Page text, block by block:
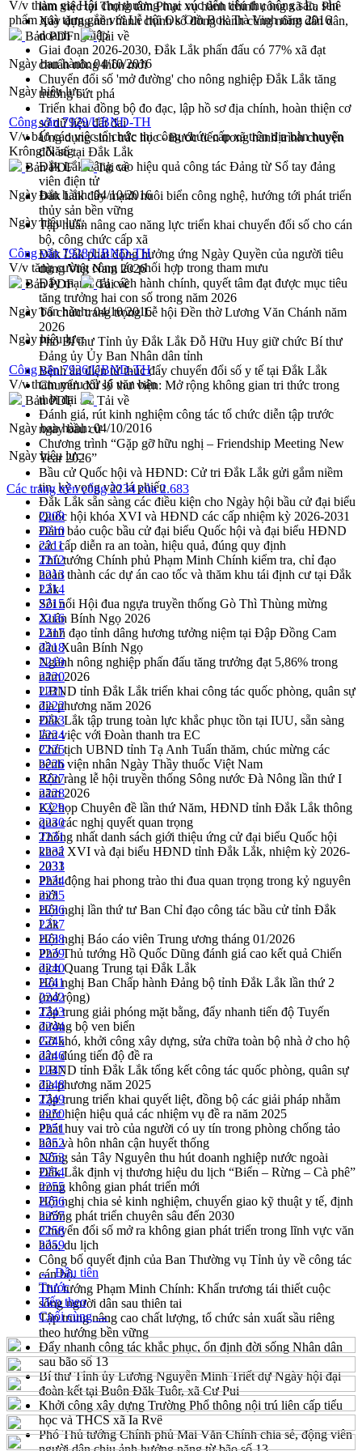
làm việc tại Trung tâm Phục vụ hành chính công xã Ea Phê
Xây dựng nền hành chính số đồng hành cùng nông dân dân,
doanh nghiệp
Giai đoạn 2026-2030, Đắk Lắk phấn đấu có 77% xã đạt
chuẩn nông thôn mới
Chuyển đổi số 'mở đường' cho nông nghiệp Đắk Lắk tăng
trưởng bứt phá
Triển khai đồng bộ đo đạc, lập hồ sơ địa chính, hoàn thiện cơ
sở dữ liệu đất đai
Ứng dụng sinh trắc học - Bước tiến trong hành trình chuyển
đổi số tại Đắk Lắk
Đắk Lắk nâng cao hiệu quả công tác Đảng từ Sổ tay đảng
viên điện tử
Đắk Lắk đẩy mạnh nuôi biển công nghệ, hướng tới phát triển
thủy sản bền vững
Tập huấn nâng cao năng lực triển khai chuyển đổi số cho cán
bộ, công chức cấp xã
Đắk Lắk phát động hưởng ứng Ngày Quyền của người tiêu
dùng Việt Nam 2026
Đẩy mạnh cải cách hành chính, quyết tâm đạt được mục tiêu
tăng trưởng hai con số trong năm 2026
Tổ chức trang trọng Lễ hội Đền thờ Lương Văn Chánh năm
2026
Phó Bí thư Tỉnh ủy Đắk Lắk Đỗ Hữu Huy giữ chức Bí thư
Đảng ủy Ủy Ban Nhân dân tỉnh
Bệnh án điện tử thúc đẩy chuyển đổi số y tế tại Đắk Lắk
Chuyển đổi số thư viện: Mở rộng không gian tri thức trong
thời đại số
Đánh giá, rút kinh nghiệm công tác tổ chức diễn tập trước
ngày bầu cử
Chương trình “Gặp gỡ hữu nghị – Friendship Meeting New
Year 2026”
Bầu cử Quốc hội và HĐND: Cử tri Đắk Lắk gửi gắm niềm
tin, kỳ vọng vào lá phiếu
Đắk Lắk sẵn sàng các điều kiện cho Ngày hội bầu cử đại biểu
Quốc hội khóa XVI và HĐND các cấp nhiệm kỳ 2026-2031
Đảm bảo cuộc bầu cử đại biểu Quốc hội và đại biểu HĐND
các cấp diễn ra an toàn, hiệu quả, đúng quy định
Thủ tướng Chính phủ Phạm Minh Chính kiểm tra, chỉ đạo
hoàn thành các dự án cao tốc và thăm khu tái định cư tại Đắk
Lắk
Sôi nổi Hội đua ngựa truyền thống Gò Thì Thùng mừng
Xuân Bính Ngọ 2026
Lãnh đạo tỉnh dâng hương tưởng niệm tại Đập Đồng Cam
đầu Xuân Bính Ngọ
Ngành nông nghiệp phấn đấu tăng trưởng đạt 5,86% trong
năm 2026
UBND tỉnh Đắk Lắk triển khai công tác quốc phòng, quân sự
địa phương năm 2026
Đắk Lắk tập trung toàn lực khắc phục tồn tại IUU, sẵn sàng
làm việc với Đoàn thanh tra EC
Chủ tịch UBND tỉnh Tạ Anh Tuấn thăm, chúc mừng các
bệnh viện nhân Ngày Thầy thuốc Việt Nam
Rộn ràng lễ hội truyền thống Sông nước Đà Nông lần thứ I
năm 2026
Kỳ họp Chuyên đề lần thứ Năm, HĐND tỉnh Đắk Lắk thông
qua các nghị quyết quan trọng
Thống nhất danh sách giới thiệu ứng cử đại biểu Quốc hội
khoá XVI và đại biểu HĐND tỉnh Đắk Lắk, nhiệm kỳ 2026-
2031
Phát động hai phong trào thi đua quan trọng trong kỷ nguyên
mới
Hội nghị lần thứ tư Ban Chỉ đạo công tác bầu cử tỉnh Đắk
Lắk
Hội nghị Báo cáo viên Trung ương tháng 01/2026
Phó Thủ tướng Hồ Quốc Dũng đánh giá cao kết quả Chiến
dịch Quang Trung tại Đắk Lắk
Hội nghị Ban Chấp hành Đảng bộ tỉnh Đắk Lắk lần thứ 2
(mở rộng)
Tập trung giải phóng mặt bằng, đẩy nhanh tiến độ Tuyến
đường bộ ven biển
Gỡ khó, khởi công xây dựng, sửa chữa toàn bộ nhà ở cho hộ
dân đúng tiến độ đề ra
UBND tỉnh Đắk Lắk tổng kết công tác quốc phòng, quân sự
địa phương năm 2025
Tập trung triển khai quyết liệt, đồng bộ các giải pháp nhằm
thực hiện hiệu quả các nhiệm vụ đề ra năm 2025
Phát huy vai trò của người có uy tín trong phòng chống tảo
hôn và hôn nhân cận huyết thống
Nông sản Tây Nguyên thu hút doanh nghiệp nước ngoài
Đắk Lắk định vị thương hiệu du lịch “Biển – Rừng – Cà phê”
trong không gian phát triển mới
Hội nghị chia sẻ kinh nghiệm, chuyển giao kỹ thuật y tế, định
hướng phát triển chuyên sâu đến 2030
Chuyển đổi số mở ra không gian phát triển trong lĩnh vực văn
hóa, du lịch
Công bố quyết định của Ban Thường vụ Tỉnh ủy về công tác
cán bộ.
Thủ tướng Phạm Minh Chính: Khẩn trương tái thiết cuộc
sống người dân sau thiên tai
Tập trung nâng cao chất lượng, tổ chức sản xuất sầu riêng
theo hướng bền vững
Đẩy nhanh công tác khắc phục, ổn định đời sống Nhân dân
sau bão số 13
Bí thư Tỉnh ủy Lương Nguyễn Minh Triết dự Ngày hội đại
đoàn kết tại Buôn Đăk Tuôr, xã Cư Pui
Khởi công xây dựng Trường Phổ thông nội trú liên cấp tiểu
học và THCS xã Ia Rvê
Phó Thủ tướng Chính phủ Mai Văn Chính chia sẻ, động viên
V/v tham gia Hội chợ thương mại xúc tiến tiêu thụ nông sản, sản
phẩm quà tặng gắn với Lễ hội Ok Om Bok Trà Vinh năm 2016
Bản PDF
Tải về
Ngày ban hành:04/10/2016
Ngày hiệu lực:
Công văn 7929/UBND-TH
V/v báo cáo việc tổ chức thi công chức cấp xã trên địa bàn huyện
Krông Năng
Bản PDF
Tải về
Ngày ban hành:04/10/2016
Ngày hiệu lực:
Công văn 7928/UBND-TH
V/v tăng cường công tác phối hợp trong tham mưu
Bản PDF
Tải về
Ngày ban hành:04/10/2016
Ngày hiệu lực:
Công văn 7926/UBND-TH
V/v tham mưu xử lý văn bản
Bản PDF
Tải về
Ngày ban hành:04/10/2016
Ngày hiệu lực:
Các trang trên cổng 2234 của 2.683
2209
2210
2211
2212
2213
2214
2215
2216
2217
2218
2219
2220
2221
2222
2223
2224
2225
2226
2227
2228
2229
2230
2231
2232
2233
2234
2235
2236
2237
2238
2239
2240
2241
2242
2243
2244
2245
2246
2247
2248
2249
2250
2251
2252
2253
2254
2255
2256
2257
2258
2259
← Đầu tiên
Trước
Tiếp theo
Cuối cùng →